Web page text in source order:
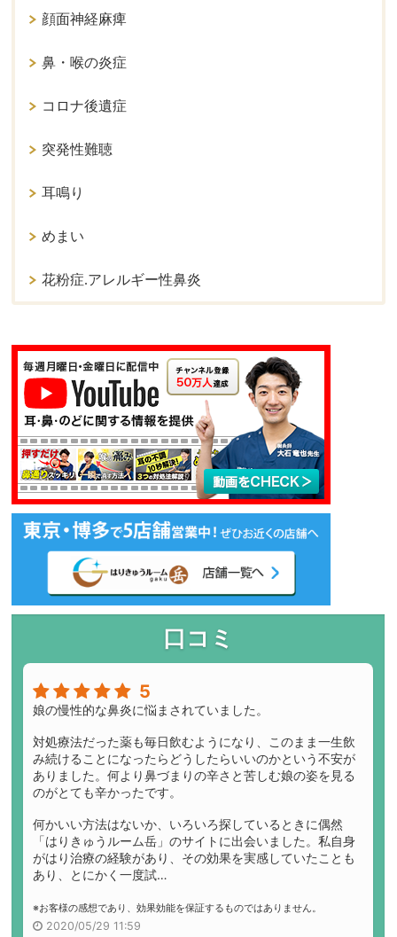
顔面神経麻痺
鼻・喉の炎症
コロナ後遺症
突発性難聴
耳鳴り
めまい
花粉症.アレルギー性鼻炎